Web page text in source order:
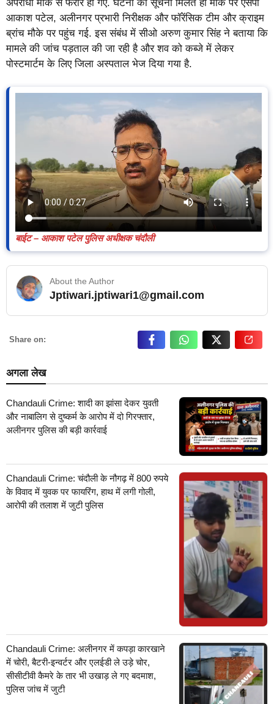
अपराधी मौके से फरार हो गए. घटना की सूचना मिलते ही मौके पर एसपी
आकाश पटेल, अलीनगर प्रभारी निरीक्षक और फॉरेंसिक टीम और क्राइम
ब्रांच मौके पर पहुंच गई. इस संबंध में सीओ अरुण कुमार सिंह ने बताया कि
मामले की जांच पड़ताल की जा रही है और शव को कब्जे में लेकर
पोस्टमार्टम के लिए जिला अस्पताल भेज दिया गया है.
बाईट – आकाश पटेल पुलिस अधीक्षक चंदौली
About the Author
Jptiwari.jptiwari1@gmail.com… Read More
Share on:
अगला लेख
Chandauli Crime: शादी का झांसा देकर युवती
और नाबालिग से दुष्कर्म के आरोप में दो गिरफ्तार,
अलीनगर पुलिस की बड़ी कार्रवाई
Chandauli Crime: चंदौली के नौगढ़ में 800 रुपये
के विवाद में युवक पर फायरिंग, हाथ में लगी गोली,
आरोपी की तलाश में जुटी पुलिस
Chandauli Crime: अलीनगर में कपड़ा कारखाने
में चोरी, बैटरी-इन्वर्टर और एलईडी ले उड़े चोर,
सीसीटीवी कैमरे के तार भी उखाड़ ले गए बदमाश,
पुलिस जांच में जुटी